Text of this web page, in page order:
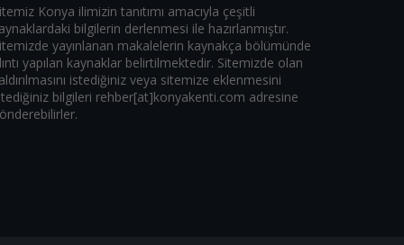
Konya ilimizin tanıtımı amacıyla çeşitli
bilgilerin derlenmesi ile hazırlanmıştır.
yayınlanan makalelerin kaynakça bölümünde
yapılan kaynaklar belirtilmektedir. Sitemizde olan
istediğiniz veya sitemize eklenmesini
bilgileri rehber[at]konyakenti.com adresine